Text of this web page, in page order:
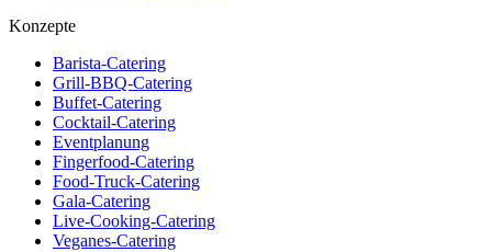
Konzepte
Barista-Catering
Grill-BBQ-Catering
Buffet-Catering
Cocktail-Catering
Eventplanung
Fingerfood-Catering
Food-Truck-Catering
Gala-Catering
Live-Cooking-Catering
Veganes-Catering